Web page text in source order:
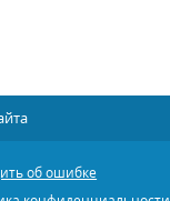
об ошибке